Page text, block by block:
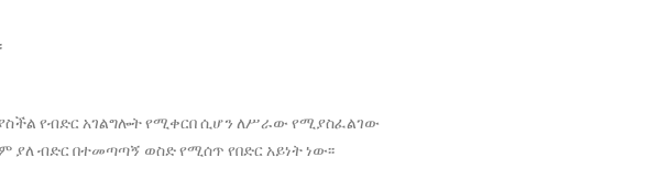
የብድር አገልግሎት የሚቀርበ ሲሆን ለሥራው የሚያስፈልገው
ብድር በተመጣጣኝ ወስድ የሚሰጥ የበድር አይነት ነው፡፡